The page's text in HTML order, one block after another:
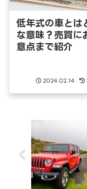
低年式の車とは
な意味？売買に
意点まで紹介
2024.02.14